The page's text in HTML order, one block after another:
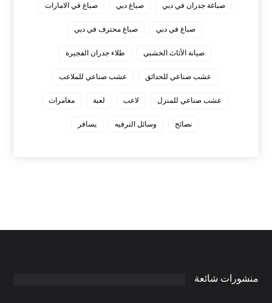
صباغة جدران في دبي صباغ دبي صباغ في الامارات
صباغ في دبي صباغ محترف في دبي
صيانة الأثاث الخشبي طلاء جدران الفجيرة
عشب صناعي للحدائق عشب صناعي للملاعب
عشب صناعي للمنزل لاعب لعبة مغامرات
نصائح وسائل الترفيه يسافر
منشورات شائعة